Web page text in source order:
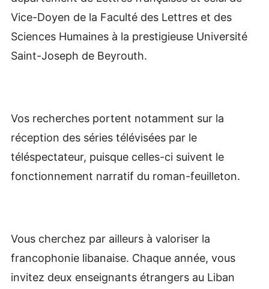
Vice-Doyen de la Faculté des Lettres et des
Sciences Humaines à la prestigieuse Université
Saint-Joseph de Beyrouth.
Vos recherches portent notamment sur la
réception des séries télévisées par le
téléspectateur, puisque celles-ci suivent le
fonctionnement narratif du roman-feuilleton.
Vous cherchez par ailleurs à valoriser la
francophonie libanaise. Chaque année, vous
invitez deux enseignants étrangers au Liban